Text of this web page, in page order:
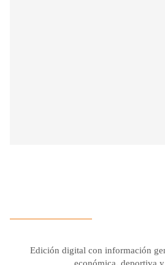
Edición digital con información